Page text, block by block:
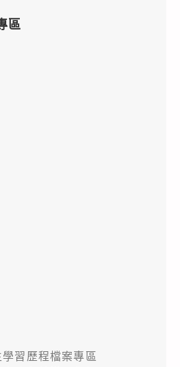
區
學習歷程檔案專區